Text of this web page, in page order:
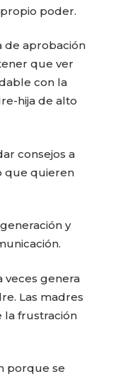
poder.
de aprobación
que ver
con la
hija de alto
consejos a
que quieren
y
veces genera
Las madres
la frustración
porque se